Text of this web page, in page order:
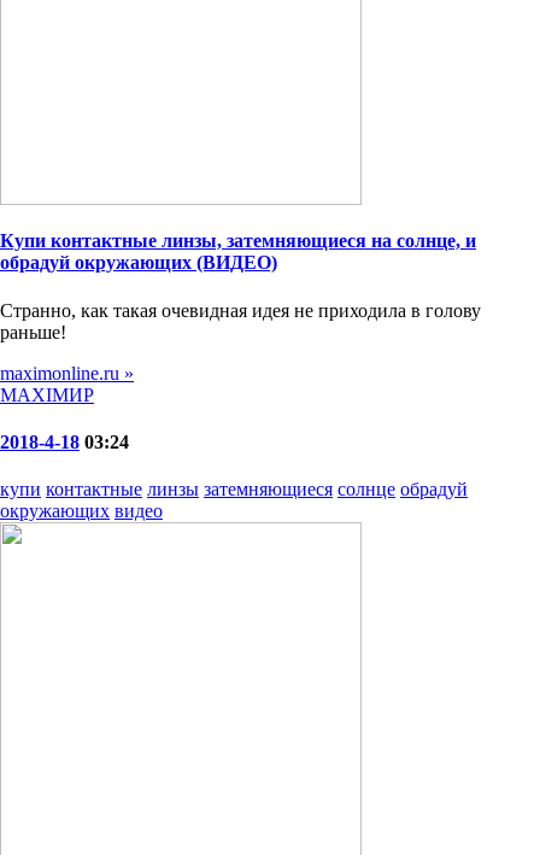
Купи контактные линзы, затемняющиеся на солнце, и
обрадуй окружающих (ВИДЕО)
Странно, как такая очевидная идея не приходила в голову
раньше!
maximonline.ru »
MAXIMИР
2018-4-18 03:24
купи контактные линзы затемняющиеся солнце обрадуй
окружающих видео